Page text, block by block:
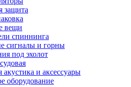
защита
вещи
спиннинга
сигналы и горны
под эхолот
акустика и аксессуары
оборудование